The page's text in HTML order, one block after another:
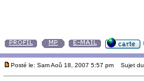
Posté le: Sam Aoû 18, 2007 5:57 pm Sujet du